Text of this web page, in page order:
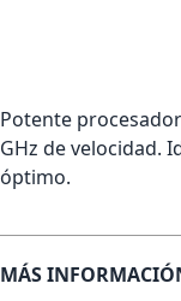
Potente
GHz de velocidad.
óptimo.
MÁS